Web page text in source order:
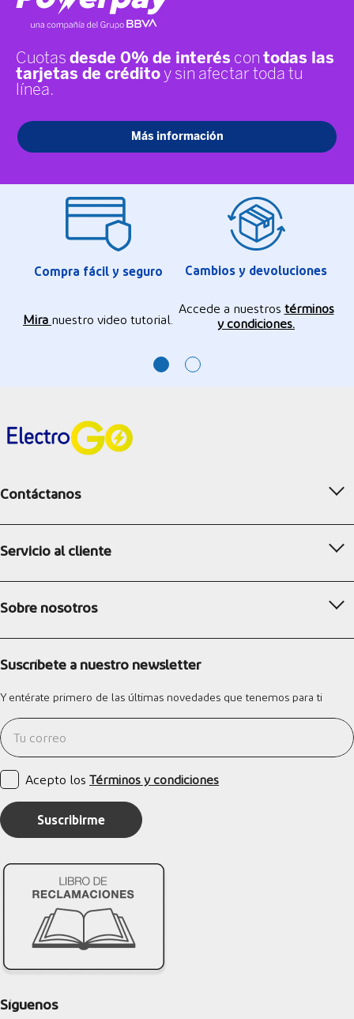
Compra fácil y seguro
Mira nuestro video tutorial.
Cambios y devoluciones
Accede a nuestros términos
y condiciones.
Contáctanos
Servicio al cliente
Sobre nosotros
Suscríbete a nuestro newsletter
Y entérate primero de las últimas novedades que tenemos para ti
Acepto los Términos y condiciones
Suscribirme
Síguenos